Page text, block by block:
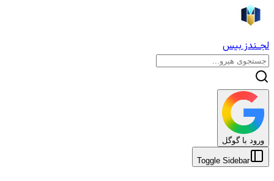
لجـندز بیس
ورود با گوگل
Toggle Sidebar